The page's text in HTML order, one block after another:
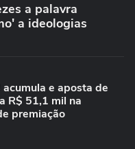
a palavra
a ideologias
e aposta de
R$ 51,1 mil na
premiação